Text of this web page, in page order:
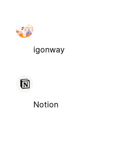
igonway
Notion